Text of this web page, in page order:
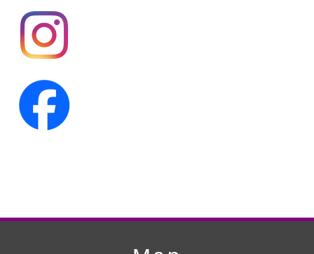
第19回人形供養祭
第18回人形供養祭
第16回人形供養祭
第15回人形供養祭
第12回人形供養祭平成22年3月9日
平成21年12月4日